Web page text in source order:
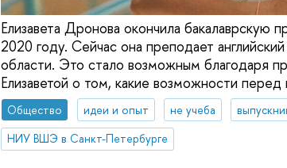
Елизавета Дронова окончила бакалаврскую
2020 году. Сейчас она преподает
области. Это стало возможным благодаря
Елизаветой о том, какие возможности
Общество идеи и опыт не учеба
НИУ ВШЭ в Санкт-Петербурге